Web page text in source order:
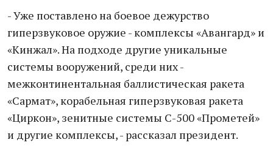
- Уже поставлено на боевое дежурство
гиперзвуковое оружие - комплексы «Авангард» и
«Кинжал». На подходе другие уникальные
системы вооружений, среди них -
межконтинентальная баллистическая ракета
«Сармат», корабельная гиперзвуковая ракета
«Циркон», зенитные системы С-500 «Прометей»
и другие комплексы, - рассказал президент.